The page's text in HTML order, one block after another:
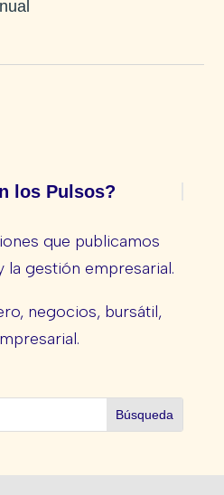
los Pulsos?
que publicamos
gestión empresarial.
negocios, bursátil,